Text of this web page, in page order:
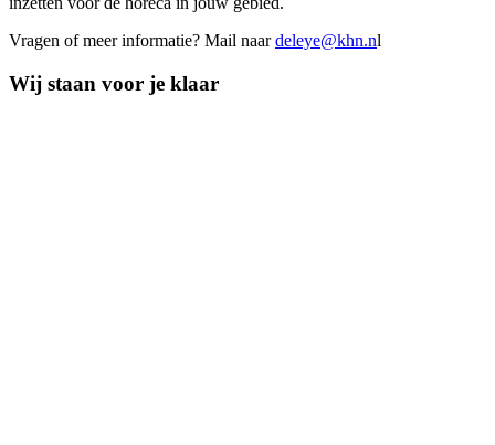
Vragen of meer informatie? Mail naardeleye@khn.nl
Wij staan voor je klaar